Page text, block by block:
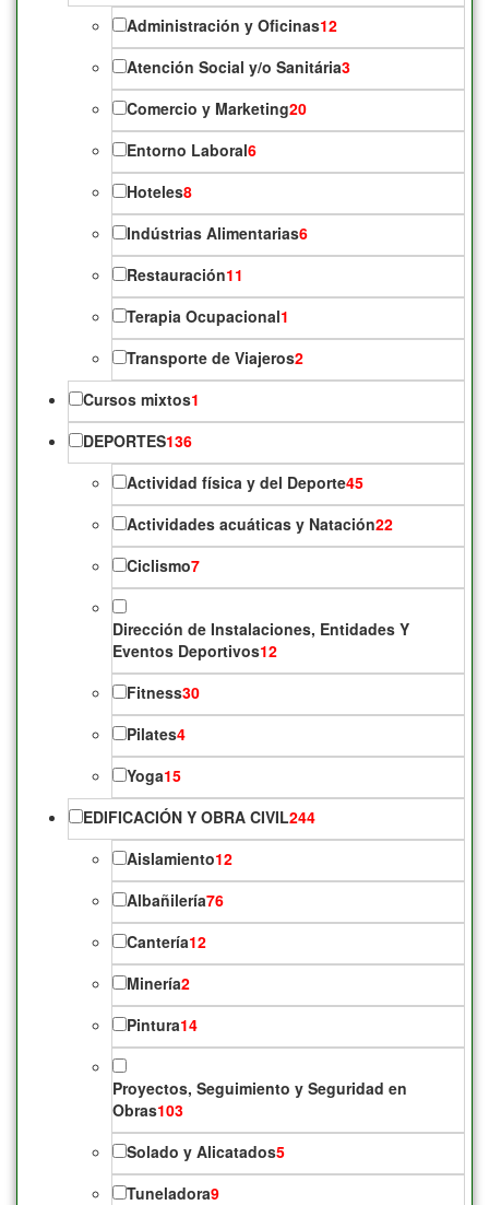
Administración y Oficinas12
Atención Social y/o Sanitária3
Comercio y Marketing20
Entorno Laboral6
Hoteles8
Indústrias Alimentarias6
Restauración11
Terapia Ocupacional1
Transporte de Viajeros2
Cursos mixtos1
DEPORTES136
Actividad física y del Deporte45
Actividades acuáticas y Natación22
Ciclismo7
Dirección de Instalaciones, Entidades Y
Eventos Deportivos12
Fitness30
Pilates4
Yoga15
EDIFICACIÓN Y OBRA CIVIL244
Aislamiento12
Albañilería76
Cantería12
Minería2
Pintura14
Proyectos, Seguimiento y Seguridad en
Obras103
Solado y Alicatados5
Tuneladora9